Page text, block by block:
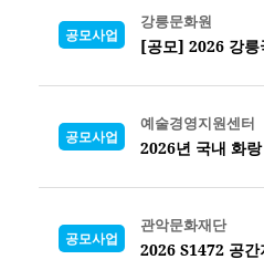
공모사업
강릉문화원
[공모] 2026 강릉
공모사업
예술경영지원센터
2026년 국내 화
공모사업
관악문화재단
2026 S1472 공